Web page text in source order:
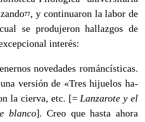
77, y conti­nuaron la labor de
se produjeron hallazgos de
interés:
novedades románcísticas.
versión de «Tres hijuelos ha­
la cierva, etc. [= Lanzarote y el
blanco].Creo que hasta ahora